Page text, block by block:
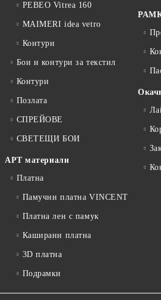
PEBEO Vitrea 160
MAIMERI idea vetro
Контури
Бои и контури за текстил
Контури
Позлата
СПРЕЙОВЕ
СВЕТЕЩИ БОИ
АРТ материали
Платна
Памучни платна VINCENT
Платна лен с памук
Каширани платна
3D платна
Подрамки